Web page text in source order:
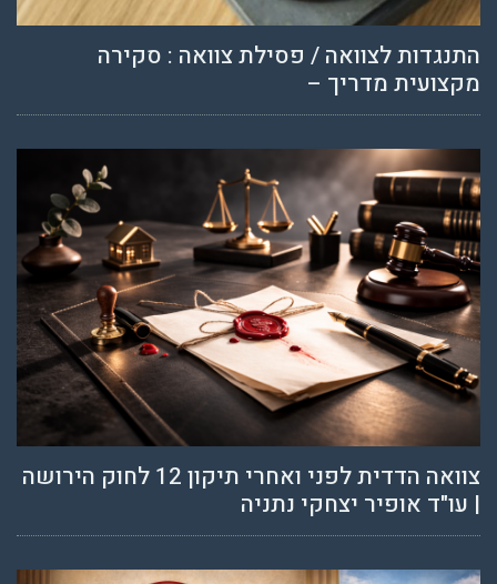
התנגדות לצוואה / פסילת צוואה : סקירה
מקצועית מדריך –
צוואה הדדית לפני ואחרי תיקון 12 לחוק הירושה
| עו"ד אופיר יצחקי נתניה